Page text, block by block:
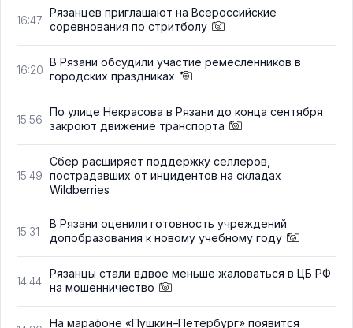
16:47
Рязанцев приглашают на Всероссийские
соревнования по стритболу
16:20
В Рязани обсудили участие ремесленников в
городских праздниках
15:56
По улице Некрасова в Рязани до конца сентября
закроют движение транспорта
15:49
Сбер расширяет поддержку селлеров,
пострадавших от инцидентов на складах
Wildberries
15:31
В Рязани оценили готовность учреждений
допобразования к новому учебному году
14:44
Рязанцы стали вдвое меньше жаловаться в ЦБ РФ
на мошенничество
На марафоне «Пушкин–Петербург» появится